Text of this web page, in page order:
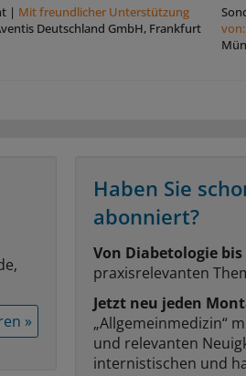
| Mit freundlicher Unterstützung
Deutschland GmbH, Frankfurt
von:
»
Haben Sie
abonniert?
Von Diabetologie bis
praxisrelevanten
Jetzt neu jeden
„Allgemeinmedizin“
und relevanten
internistischen und